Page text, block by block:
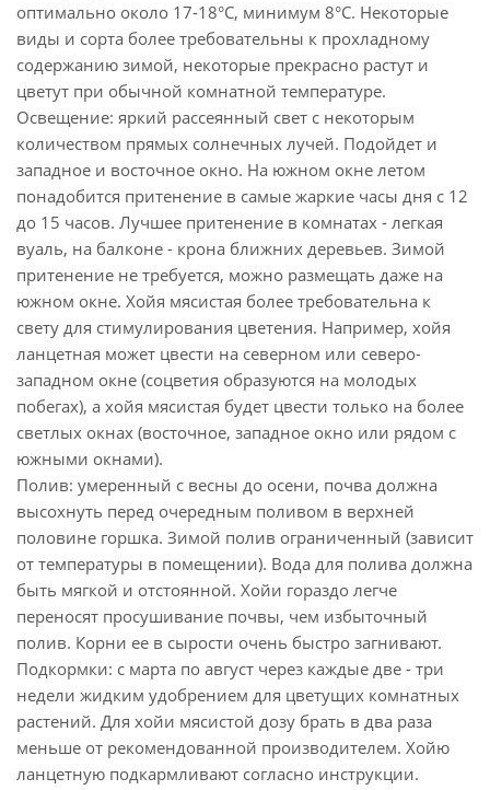
оптимально около 17-18°С, минимум 8°С. Некоторые
виды и сорта более требовательны к прохладному
содержанию зимой, некоторые прекрасно растут и
цветут при обычной комнатной температуре.
Освещение: яркий рассеянный свет с некоторым
количеством прямых солнечных лучей. Подойдет и
западное и восточное окно. На южном окне летом
понадобится притенение в самые жаркие часы дня с 12
до 15 часов. Лучшее притенение в комнатах - легкая
вуаль, на балконе - крона ближних деревьев. Зимой
притенение не требуется, можно размещать даже на
южном окне. Хойя мясистая более требовательна к
свету для стимулирования цветения. Например, хойя
ланцетная может цвести на северном или северо-
западном окне (соцветия образуются на молодых
побегах), а хойя мясистая будет цвести только на более
светлых окнах (восточное, западное окно или рядом с
южными окнами).
Полив: умеренный с весны до осени, почва должна
высохнуть перед очередным поливом в верхней
половине горшка. Зимой полив ограниченный (зависит
от температуры в помещении). Вода для полива должна
быть мягкой и отстоянной. Хойи гораздо легче
переносят просушивание почвы, чем избыточный
полив. Корни ее в сырости очень быстро загнивают.
Подкормки: с марта по август через каждые две - три
недели жидким удобрением для цветущих комнатных
растений. Для хойи мясистой дозу брать в два раза
меньше от рекомендованной производителем. Хойю
ланцетную подкармливают согласно инструкции.